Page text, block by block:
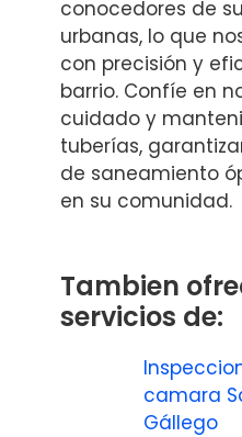
conocedores de
urbanas, lo que
con precisión y
barrio. Confíe en
cuidado y
tuberías,
de saneamiento
en su comunidad.
Tambien
servicios de:
camara
Gállego